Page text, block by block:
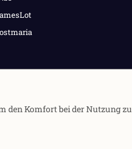
den Komfort bei der Nutzung zu